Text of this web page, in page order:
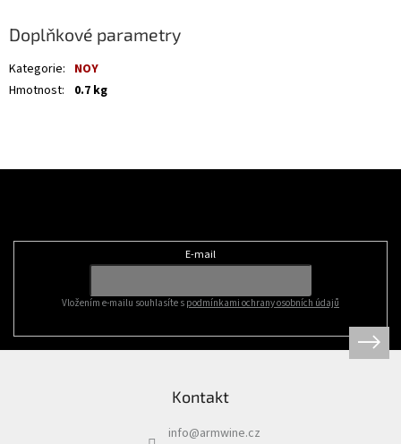
Doplňkové parametry
Kategorie: NOY
Hmotnost: 0.7 kg
E-mail
Vložením e-mailu souhlasíte s podmínkami ochrany osobních údajů
Kontakt
info@armwine.cz